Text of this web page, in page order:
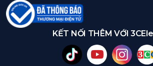
KẾT NỐI THÊM VỚI